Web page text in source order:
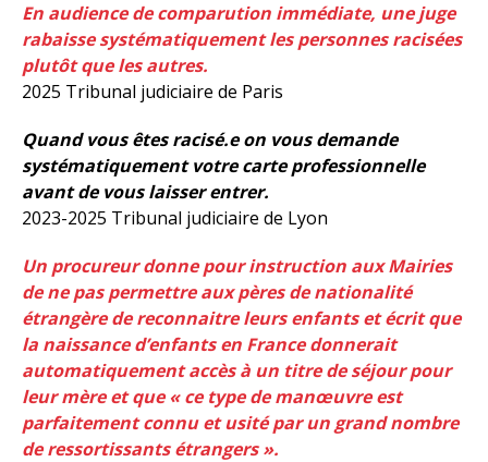
En audience de comparution immédiate, une juge
rabaisse systématiquement les personnes racisées
plutôt que les autres.
2025 Tribunal judiciaire de Paris
Quand vous êtes racisé.e on vous demande
systématiquement votre carte professionnelle
avant de vous laisser entrer.
2023-2025 Tribunal judiciaire de Lyon
Un procureur donne pour instruction aux Mairies
de ne pas permettre aux pères de nationalité
étrangère de reconnaitre leurs enfants et écrit que
la naissance d’enfants en France donnerait
automatiquement accès à un titre de séjour pour
leur mère et que « ce type de manœuvre est
parfaitement connu et usité par un grand nombre
de ressortissants étrangers ».